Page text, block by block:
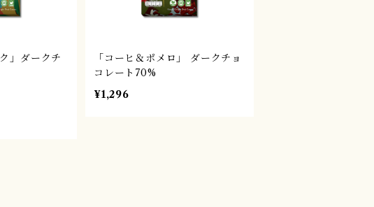
」ダークチ
「コーヒ＆ポメロ」 ダークチョ
コレート70%
¥1,296